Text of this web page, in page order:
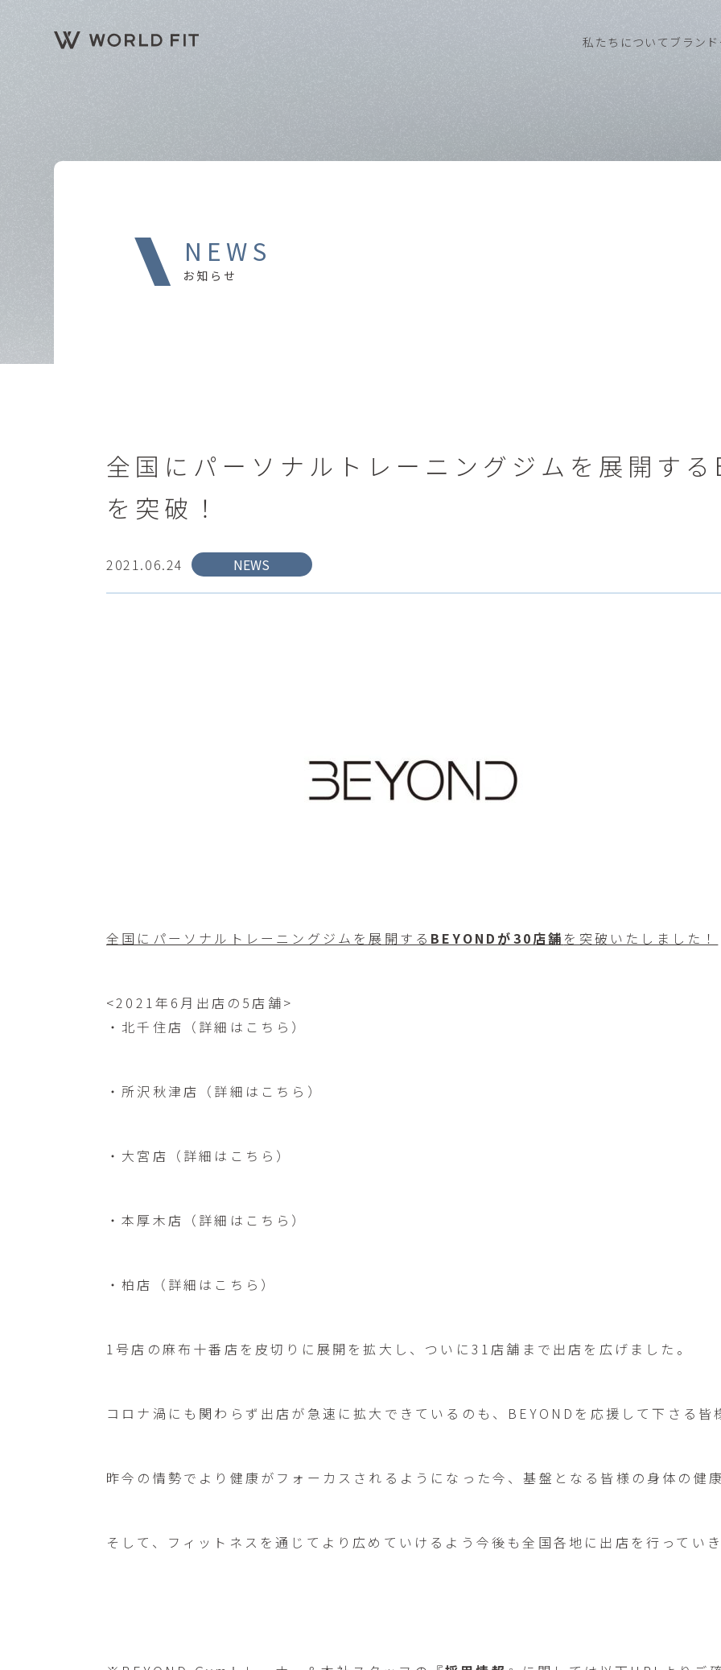
私たちについて ブラン
NEWS
お知らせ
全国にパーソナルトレーニングジムを展開す
を突破！
2021.06.24 NEWS
全国にパーソナルトレーニングジムを展開する BEYONDが30店舗 を突破いたしました！
<2021年6月出店の5店舗>
・北千住店（ 詳細はこちら ）
・所沢秋津店（ 詳細はこちら ）
・大宮店（ 詳細はこちら ）
・本厚木店（ 詳細はこちら ）
・柏店（ 詳細はこちら ）
1号店の麻布十番店を皮切りに展開を拡大し、ついに31店舗まで出店を広げました。
コロナ渦にも関わらず出店が急速に拡大できているのも、BEYONDを応援して下さる皆
昨今の情勢でより健康がフォーカスされるようになった今、基盤となる皆様の身体の健
そして、フィットネスを通じてより広めていけるよう今後も全国各地に出店を行っていき